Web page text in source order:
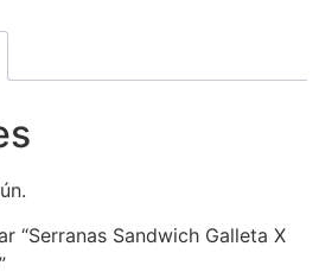
“Serranas Sandwich Galleta X